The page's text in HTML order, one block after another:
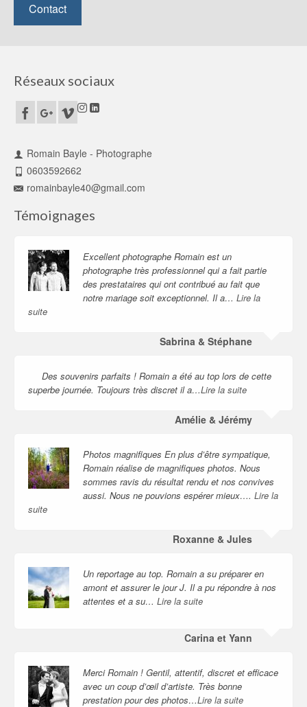
Contact
Réseaux sociaux
Romain Bayle - Photographe
0603592662
romainbayle40@gmail.com
Témoignages
Excellent photographe Romain est un
photographe très professionnel qui a fait partie
des prestataires qui ont contribué au fait que
notre mariage soit exceptionnel. Il a… Lire la
suite
Sabrina & Stéphane
Des souvenirs parfaits ! Romain a été au top lors de cette
superbe journée. Toujours très discret il a…Lire la suite
Amélie & Jérémy
Photos magnifiques En plus d’être sympatique,
Romain réalise de magnifiques photos. Nous
sommes ravis du résultat rendu et nos convives
aussi. Nous ne pouvions espérer mieux…. Lire la
suite
Roxanne & Jules
Un reportage au top. Romain a su préparer en
amont et assurer le jour J. Il a pu répondre à nos
attentes et a su… Lire la suite
Carina et Yann
Merci Romain ! Gentil, attentif, discret et efficace
avec un coup d’œil d’artiste. Très bonne
prestation pour des photos…Lire la suite